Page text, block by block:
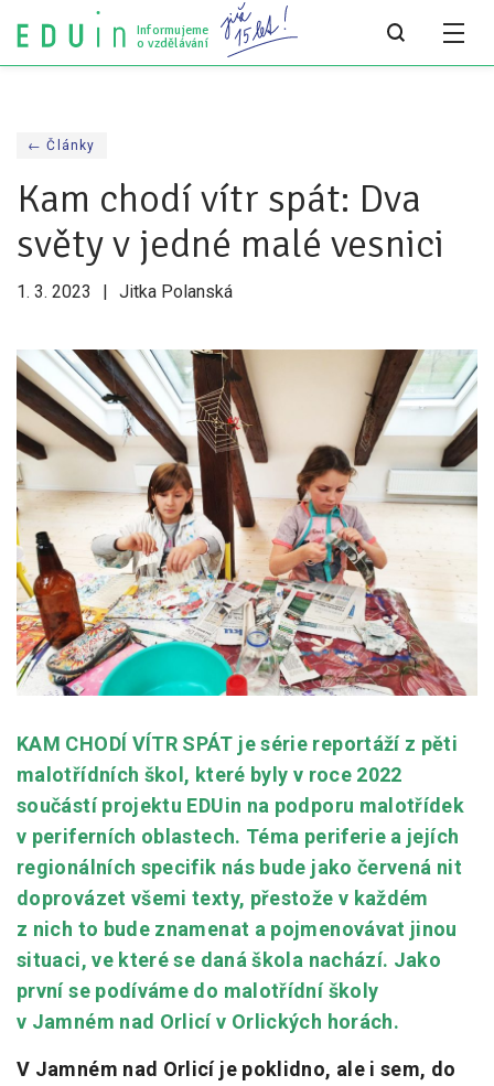
Informujeme
o vzdělávání
Všechny články
Všechny články
Analýzy
Všechny analýzy
Pro média
Tiskové zprávy
Pro média
Pro zřizovatele
Konference Lepší škola
Kápézetka - průvodce pro zřizovatele
Klub zřizovatelů
O nás
Partneři a dárci
Kontakty
← Články
Kam chodí vítr spát: Dva
světy v jedné malé vesnici
1. 3. 2023 Jitka Polanská
KAM CHODÍ VÍTR SPÁT je série reportáží z pěti
malotřídních škol, které byly v roce 2022
součástí projektu EDUin na podporu malotřídek
v periferních oblastech. Téma periferie a jejích
regionálních specifik nás bude jako červená nit
doprovázet všemi texty, přestože v každém
z nich to bude znamenat a pojmenovávat jinou
situaci, ve které se daná škola nachází. Jako
první se podíváme do malotřídní školy
v Jamném nad Orlicí v Orlických horách.
V Jamném nad Orlicí je poklidno, ale i sem, do